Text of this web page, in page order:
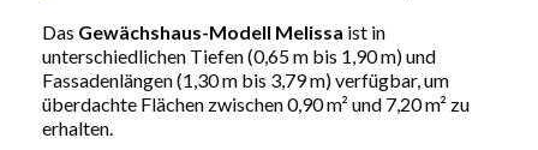
Das Gewächshaus-Modell Melissa ist in
unterschiedlichen Tiefen (0,65 m bis 1,90 m) und
Fassadenlängen (1,30 m bis 3,79 m) verfügbar, um
überdachte Flächen zwischen 0,90 m² und 7,20 m² zu
erhalten.